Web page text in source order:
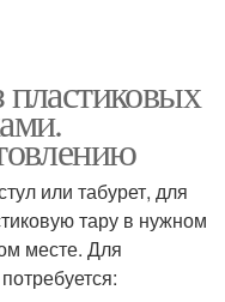
или табурет, для
тару в нужном
месте. Для